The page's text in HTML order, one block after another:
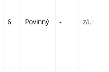
6 Povinný - zá,zk